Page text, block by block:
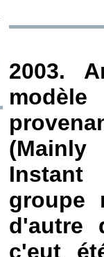
2003.
groupe
d'autre
c'eut